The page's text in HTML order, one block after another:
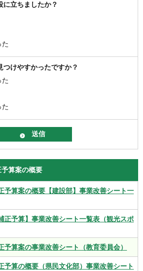
に立ちましたか？
た
つけやすかったですか？
た
た
算案の概要
予算案の概要【建設部】事業改善シート一
正予算】事業改善シート一覧表（観光スポ
予算案の事業改善シート（教育委員会）
予算の概要（県民文化部）事業改善シート